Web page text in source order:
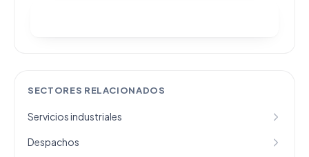
SECTORES RELACIONADOS
Servicios industriales
Despachos